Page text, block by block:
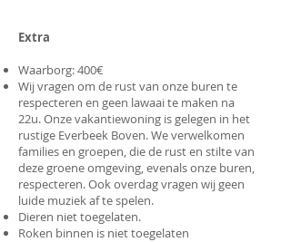
Extra
Waarborg: 400€
Wij vragen om de rust van onze buren te
respecteren en geen lawaai te maken na
22u.Onze vakantiewoning is gelegen in het
rustige Everbeek Boven. We verwelkomen
families en groepen, die de rust en stilte van
deze groene omgeving, evenals onze buren,
respecteren. Ook overdag vragen wij geen
luide muziek af te spelen.
Dieren niet toegelaten.
Roken binnen is niet toegelaten